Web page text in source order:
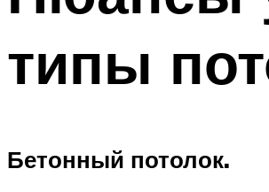
типы
Бетонный потолок.